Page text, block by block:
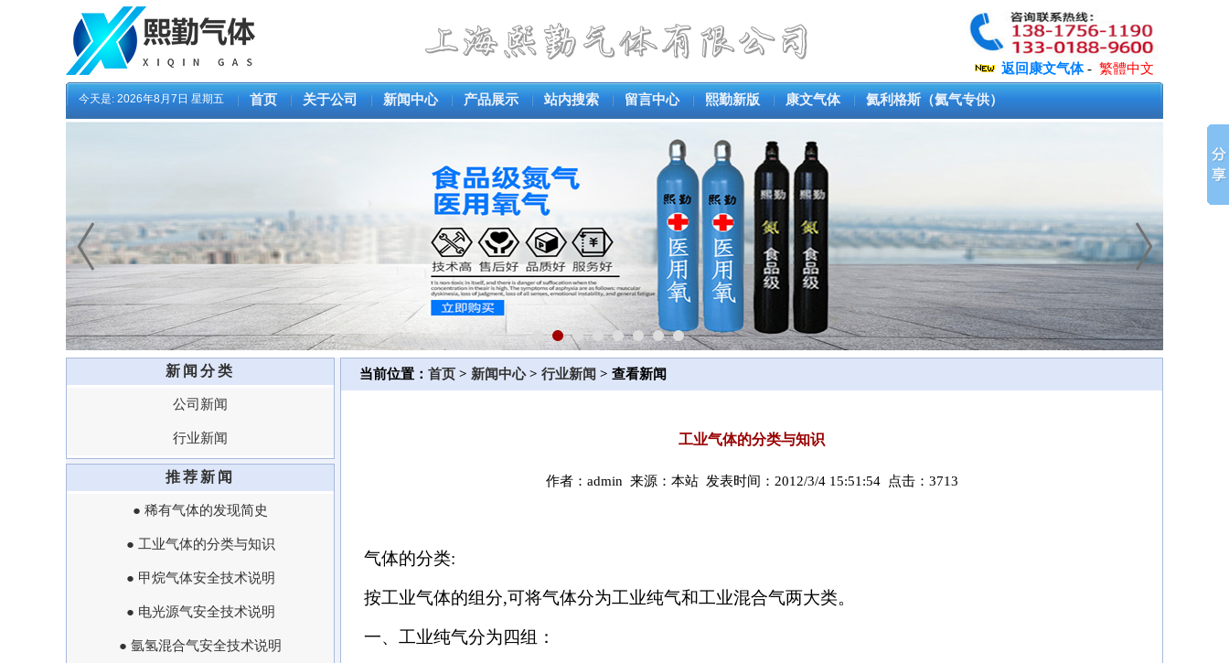
返回康文气体- 繁體中文
今天是: 2026年8月7日 星期五 首页 关于公司 新闻中心 产品展示 站内搜索 留言中心 熙勤新版 康文气体 氦利格斯（氦气专供）
新闻分类
公司新闻
行业新闻
推荐新闻
● 稀有气体的发现简史
● 工业气体的分类与知识
● 甲烷气体安全技术说明
● 电光源气安全技术说明
● 氩氢混合气安全技术说明
当前位置： 首页 > 新闻中心> 行业新闻 > 查看新闻
工业气体的分类与知识
作者：admin 来源：本站 发表时间：2012/3/4 15:51:54 点击：3713
气体的分类:
按工业气体的组分,可将气体分为工业纯气和工业混合气两大类。
一、工业纯气分为四组：